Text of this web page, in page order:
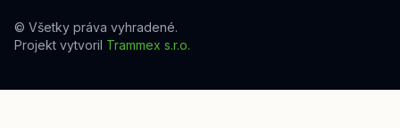
© Všetky práva vyhradené.
Projekt vytvoril Trammex s.r.o.